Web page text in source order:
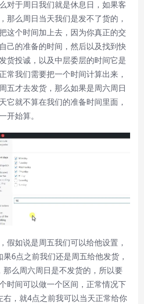
对于周日我们就是休息日，如果客
那么周日当天我们是发不了货的，
这个时间加上去，因为你真正的交
己的准备的时间，然后以及找到快
货投诚，以及中层委层的时间它是
常我们需要把一个时间计算出来，
五才去发货，那么如果是周六周日
它就不算在我们的准备时间里面，
开始算。
假如说是周五我们可以给他设置，
6点之前我们还是周五给他发货，
那么周六周日是不发货的，所以要
时间可以做一个区间，正常情况下
右，就4点之前我可以当天正常给你